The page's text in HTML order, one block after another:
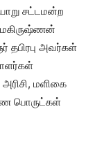
சட்டமன்ற
தபிரபு அவர்கள்
மளிகை
பொருட்கள்